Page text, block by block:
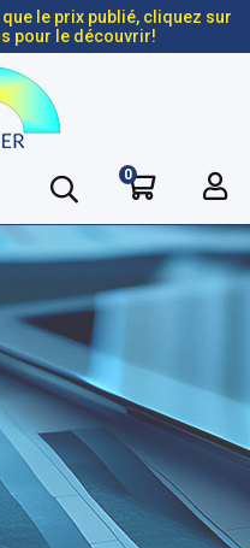
le prix publié, cliquez sur
pour le découvrir!
0